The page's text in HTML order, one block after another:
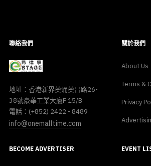
聯絡我們
地址：香港新界葵涌葵昌路26-
38號豪華工業大廈F 15/B
電話：(+852) 2422 - 8489
info@onemalltime.com
關於我們
About Us
Terms &
Privacy
BECOME ADVERTISER EVENT